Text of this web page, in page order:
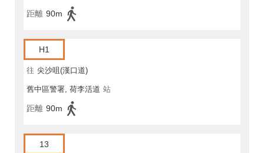
距離 90m
H1
往 尖沙咀(漢口道)
舊中區警署, 荷李活道 站
距離 90m
13